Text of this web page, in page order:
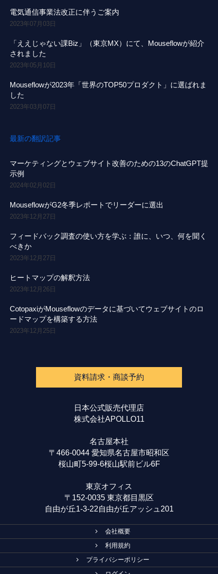
電気通信事業法改正に伴うご案内
2023年07月03日
「ええじゃない課Biz」（東京MX）にて、Mouseflowが紹介
されました
2023年05月10日
Mouseflowが2023年「世界のTOP50プロダクト」に選ばれま
した
2023年03月07日
最新の翻訳記事
マーケティングとウェブサイト改善のための13のChatGPT提
示例
2024年02月02日
MouseflowがG2冬季レポートでリーダーに選出
2023年12月27日
フィードバック調査の使い方を学ぶ：誰に、いつ、何を聞く
べきか
2023年12月27日
ヒートマップの解釈方法
2023年12月26日
CotopaxiがMouseflowのデータに基づいてウェブサイトのロ
ードマップを構築する方法
2023年12月25日
資料請求・商談予約
日本公式販売代理店
株式会社APOLLO11
名古屋本社
〒466-0044 愛知県名古屋市昭和区
桜山町5-99-6桜山駅前ビル6F
東京オフィス
〒152-0035 東京都目黒区
自由が丘1-3-22自由が丘アッシュ201
会社概要
利用規約
プライバシーポリシー